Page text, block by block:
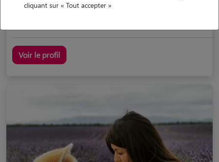
j'ai une chienne à moi. j'ai garder plusieurs fois les...
Voir le profil
cliquant sur « Tout accepter »